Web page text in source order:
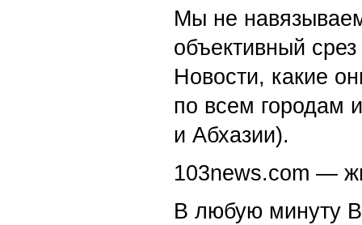
Мы не
объективный
Новости, какие
по всем городам
и Абхазии).
103news.com —
В любую минуту